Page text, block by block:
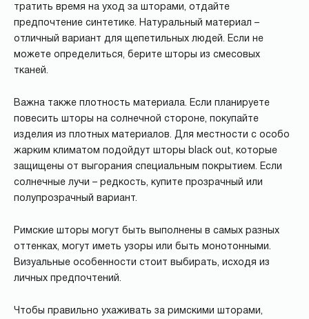
тратить время на уход за шторами, отдайте
предпочтение синтетике. Натуральный материал –
отличный вариант для щепетильных людей. Если не
можете определиться, берите шторы из смесовых
тканей.
Важна также плотность материала. Если планируете
повесить шторы на солнечной стороне, покупайте
изделия из плотных материалов. Для местности с особо
жарким климатом подойдут шторы black out, которые
защищены от выгорания специальным покрытием. Если
солнечные лучи – редкость, купите прозрачный или
полупрозрачный вариант.
Римские шторы могут быть выполнены в самых разных
оттенках, могут иметь узоры или быть монотонными.
Визуальные особенности стоит выбирать, исходя из
личных предпочтений.
Чтобы правильно ухаживать за римскими шторами,